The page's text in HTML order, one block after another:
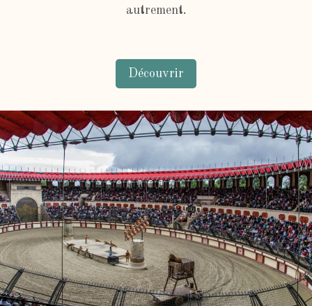
autrement.
Découvrir